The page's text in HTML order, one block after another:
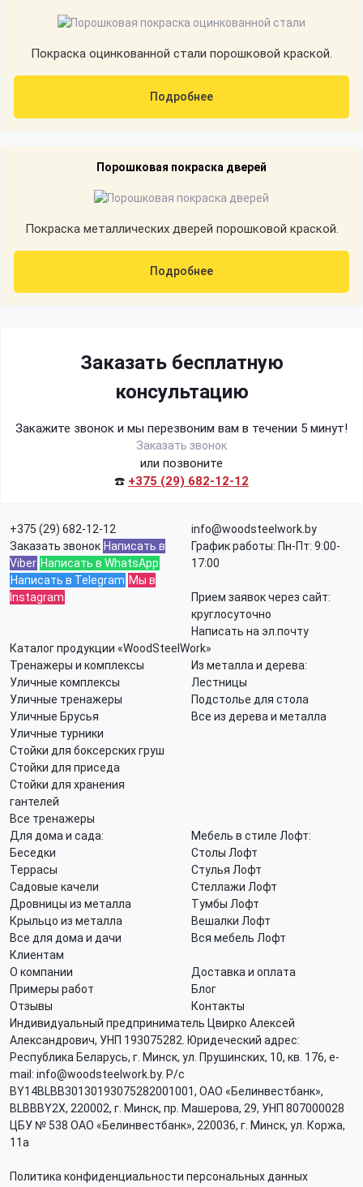
Покраска оцинкованной стали порошковой краской.
Подробнее
Порошковая покраска дверей
Покраска металлических дверей порошковой краской.
Подробнее
Заказать бесплатную
консультацию
Закажите звонок и мы перезвоним вам в течении 5 минут!
Заказать звонок
или позвоните
☎️ +375 (29) 682-12-12
+375 (29) 682-12-12
Заказать звонок Написать в
Viber Написать в WhatsApp
Написать в Telegram Мы в
Instagram
info@woodsteelwork.by
График работы: Пн-Пт: 9:00-
17:00
Прием заявок через сайт:
круглосуточно
Написать на эл.почту
Каталог продукции «WoodSteelWork»
Тренажеры и комплексы
Уличные комплексы
Уличные тренажеры
Уличные Брусья
Уличные турники
Стойки для боксерских груш
Стойки для приседа
Стойки для хранения
гантелей
Все тренажеры
Из металла и дерева:
Лестницы
Подстолье для стола
Все из дерева и металла
Для дома и сада:
Беседки
Террасы
Садовые качели
Дровницы из металла
Крыльцо из металла
Все для дома и дачи
Мебель в стиле Лофт:
Столы Лофт
Стулья Лофт
Стеллажи Лофт
Тумбы Лофт
Вешалки Лофт
Вся мебель Лофт
Клиентам
О компании
Доставка и оплата
Примеры работ
Блог
Отзывы
Контакты
Индивидуальный предприниматель Цвирко Алексей
Александрович, УНП 193075282. Юридеческий адрес:
Республика Беларусь, г. Минск, ул. Прушинских, 10, кв. 176, e-
mail: info@woodsteelwork.by. Р/с
BY14BLBB30130193075282001001, ОАО «Белинвестбанк»,
BLBBBY2X, 220002, г. Минск, пр. Машерова, 29, УНП 807000028
ЦБУ № 538 ОАО «Белинвестбанк», 220036, г. Минск, ул. Коржа,
11а
Политика конфиденциальности персональных данных